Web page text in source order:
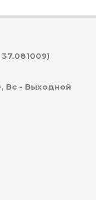
Вс - Выходной